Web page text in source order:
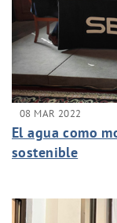
08 MAR 2022
El agua como
sostenible